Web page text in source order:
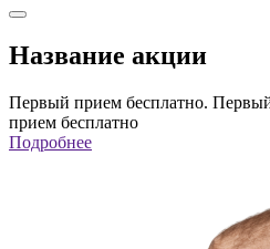
Название акции
Первый прием бесплатно.
прием бесплатно
Подробнее